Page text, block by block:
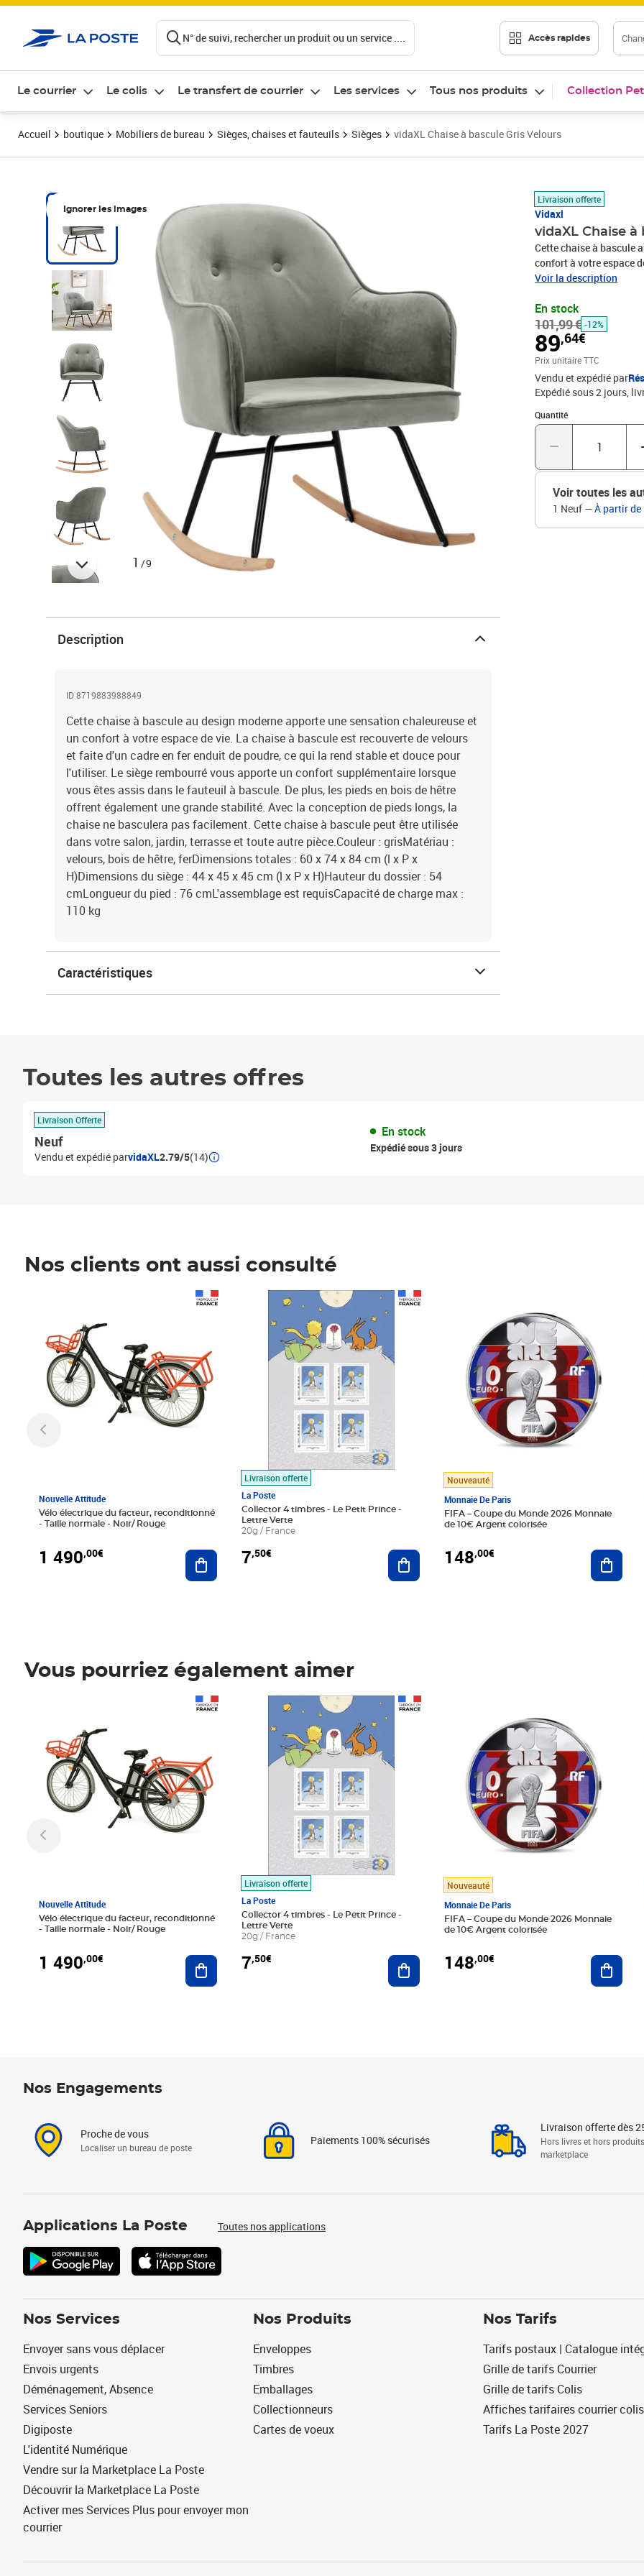
N° de suivi, rechercher un produit ou un service .... Accès rapides
Le courrier Le colis Le transfert de courrier Les services Tous nos produits Collection
Accueil boutique Mobiliers de bureau Sièges, chaises et fauteuils Sièges vidaXL Chaise à bascule Gris Velours
Ignorer les images
1 /9
Livraison offerte
Vidaxl
vidaXL Chaise à
Cette chaise à bascule
confort à votre espace
d'un cadre en fer enduit
dans le fauteuil à
grande stabilité. Avec
facilement. Cette
et toute autre
totales : 60 x 74 x 84
H)Hauteur du dossier :
requisCapacité de
Voir la description
En stock
101,99 €
Prix barré 101,99 €
-12%
89,64€
Prix 89,64€
Prix unitaire TTC
Vendu et expédié par
Expédié sous 2 jours
Quantité
Quantité : 1
Voir toutes les
1 Neuf —À partir de
Description
ID 8719883988849
Cette chaise à bascule au design moderne apporte une sensation chaleureuse et
un confort à votre espace de vie. La chaise à bascule est recouverte de velours
et faite d'un cadre en fer enduit de poudre, ce qui la rend stable et douce pour
l'utiliser. Le siège rembourré vous apporte un confort supplémentaire lorsque
vous êtes assis dans le fauteuil à bascule. De plus, les pieds en bois de hêtre
offrent également une grande stabilité. Avec la conception de pieds longs, la
chaise ne basculera pas facilement. Cette chaise à bascule peut être utilisée
dans votre salon, jardin, terrasse et toute autre pièce.Couleur : grisMatériau :
velours, bois de hêtre, ferDimensions totales : 60 x 74 x 84 cm (l x P x
H)Dimensions du siège : 44 x 45 x 45 cm (l x P x H)Hauteur du dossier : 54
cmLongueur du pied : 76 cmL'assemblage est requisCapacité de charge max :
110 kg
Caractéristiques
Toutes les autres offres
Livraison Offerte
Neuf
Vendu et expédié parvidaXL2.79/5(14)
En stock
Expédié sous 3 jours
Nos clients ont aussi consulté
Nouvelle Attitude
Vélo électrique du facteur, reconditionné
- Taille normale - Noir/ Rouge
1 490,00€ Ajouter au panier
Livraison offerte
La Poste
Collector 4 timbres - Le Petit Prince -
Lettre Verte
20g / France
7,50€
Prix 7,50€
Ajouter au panier
Nouveauté
Monnaie De Paris
FIFA – Coupe du Monde 2026 Monnaie
de 10€ Argent colorisée
148,00€
Vous pourriez également aimer
Nouvelle Attitude
Vélo électrique du facteur, reconditionné
- Taille normale - Noir/ Rouge
1 490,00€ Ajouter au panier
Livraison offerte
La Poste
Collector 4 timbres - Le Petit Prince -
Lettre Verte
20g / France
7,50€
Prix 7,50€
Ajouter au panier
Nouveauté
Monnaie De Paris
FIFA – Coupe du Monde 2026 Monnaie
de 10€ Argent colorisée
148,00€
Nos Engagements
Proche de vous
Localiser un bureau de poste
Paiements 100% sécurisés
Livraison offerte dès
Hors livres et hors produits
marketplace
Applications La Poste Toutes nos applications
Nos Services
Envoyer sans vous déplacer
Envois urgents
Déménagement, Absence
Services Seniors
Digiposte
L'identité Numérique
Vendre sur la Marketplace La Poste
Découvrir la Marketplace La Poste
Activer mes Services Plus pour envoyer mon
courrier
Nos Produits
Enveloppes
Timbres
Emballages
Collectionneurs
Cartes de voeux
Nos Tarifs
Tarifs postaux | Catalogue
Grille de tarifs Courrier
Grille de tarifs Colis
Affiches tarifaires courrier colis
Tarifs La Poste 2027